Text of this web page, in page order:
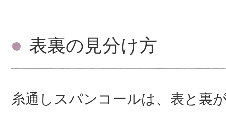
表裏の見分け方
糸通しスパンコールは、表と裏